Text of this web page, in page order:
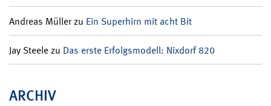
Andreas Müllerzu Ein Superhirn mit acht Bit
Jay Steelezu Das erste Erfolgsmodell: Nixdorf 820
ARCHIV